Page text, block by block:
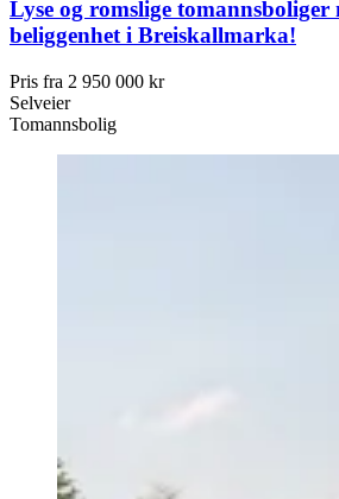
Lyse og romslige
beliggenhet i Breiskallmarka!
Pris fra 2 950 000 kr
Selveier
Tomannsbolig